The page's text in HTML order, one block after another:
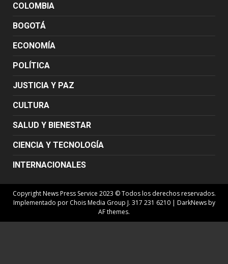
COLOMBIA
BOGOTÁ
ECONOMÍA
POLÍTICA
JUSTICIA Y PAZ
CULTURA
SALUD Y BIENESTAR
CIENCIA Y TECNOLOGÍA
INTERNACIONALES
Copyright News Press Service 2023 © Todos los derechos reservados.
Implementado por Chois Media Group J. 317 231 6210 | DarkNewsby
AF themes.